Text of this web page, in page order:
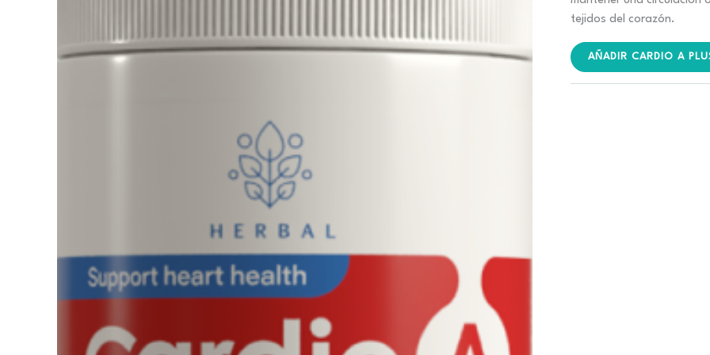
era:
€78.00.
tejidos del corazón.
AÑADIR CARDIO A